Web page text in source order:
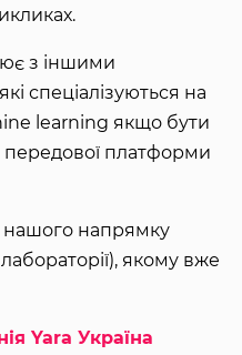
з іншими
спеціалізуються на
learning якщо бути
платформи
нашого напрямку
якому вже
Yara Україна